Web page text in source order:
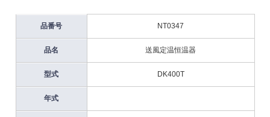
品番号 NT0347
品名 送風定温恒温器
型式 DK400T
年式